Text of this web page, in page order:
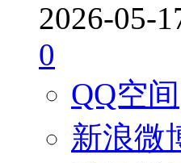
2026-05-
0
QQ空间
新浪微